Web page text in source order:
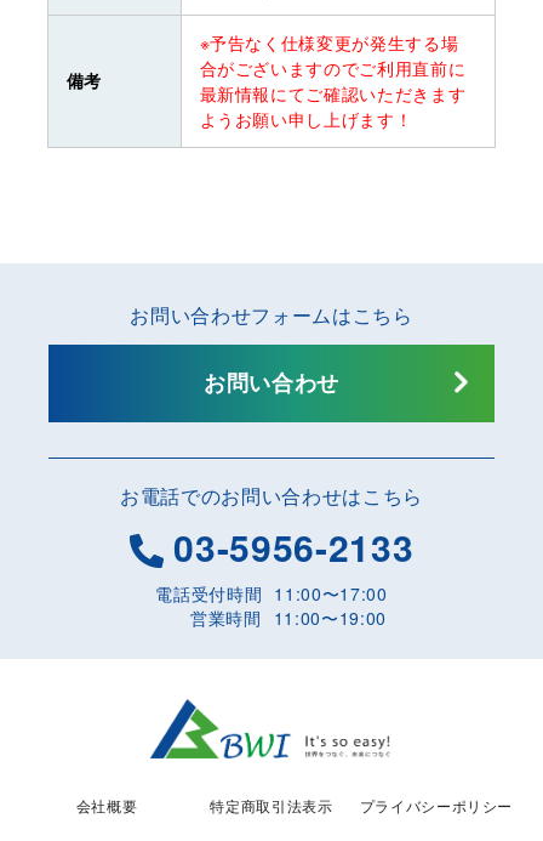
備考
※予告なく仕様変更が発生する場
合がございますのでご利用直前に
最新情報にてご確認いただきます
ようお願い申し上げます！
お電話でのお問い合わせはこちら
03-5956-2133
電話受付時間 11:00〜17:00
営業時間
11:00〜19:00
お問い合わせフォームはこちら
お問い合わせ
会社概要 特定商取引法表示 プライバシーポリシー